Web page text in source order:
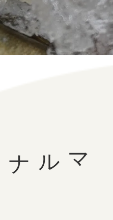
マルナカの
歴
史
は